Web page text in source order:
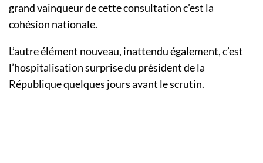
grand vainqueur de cette consultation c’est la
cohésion nationale.
L’autre élément nouveau, inattendu également, c’est
l’hospitalisation surprise du président de la
République quelques jours avant le scrutin.